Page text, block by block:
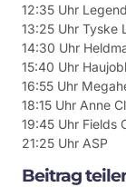
12:35 Uhr Legend
13:25 Uhr Tyske
14:30 Uhr
15:40 Uhr
16:55 Uhr
18:15 Uhr Anne
19:45 Uhr Fields
21:25 Uhr ASP
Beitrag